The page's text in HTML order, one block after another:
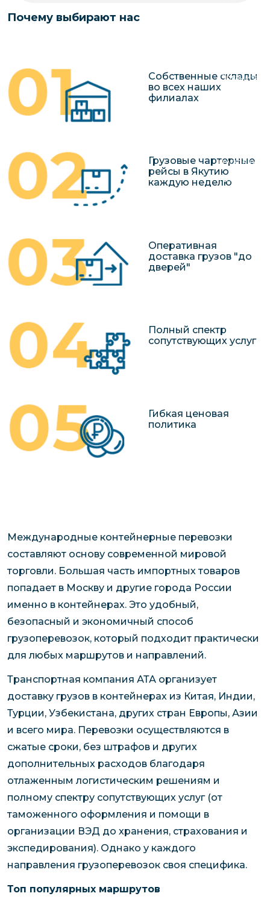
грузов в
Перевозка
Почему выбирают нас
Собственные склады
во всех наших
филиалах
Грузовые чартерные
рейсы в Якутию
каждую неделю
Оперативная
доставка грузов "до
дверей"
Полный спектр
сопутствующих услуг
Гибкая ценовая
политика
Международные контейнерные перевозки
составляют основу современной мировой
торговли. Большая часть импортных товаров
попадает в Москву и другие города России
именно в контейнерах. Это удобный,
безопасный и экономичный способ
грузоперевозок, который подходит практически
для любых маршрутов и направлений.
Транспортная компания АТА организует
доставку грузов в контейнерах из Китая, Индии,
Турции, Узбекистана, других стран Европы, Азии
и всего мира. Перевозки осуществляются в
сжатые сроки, без штрафов и других
дополнительных расходов благодаря
отлаженным логистическим решениям и
полному спектру сопутствующих услуг (от
таможенного оформления и помощи в
организации ВЭД до хранения, страхования и
экспедирования). Однако у каждого
направления грузоперевозок своя специфика.
Топ популярных маршрутов